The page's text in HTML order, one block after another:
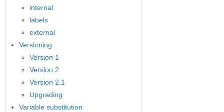
internal
labels
external
Versioning
Version 1
Version 2
Version 2.1
Upgrading
Variable substitution